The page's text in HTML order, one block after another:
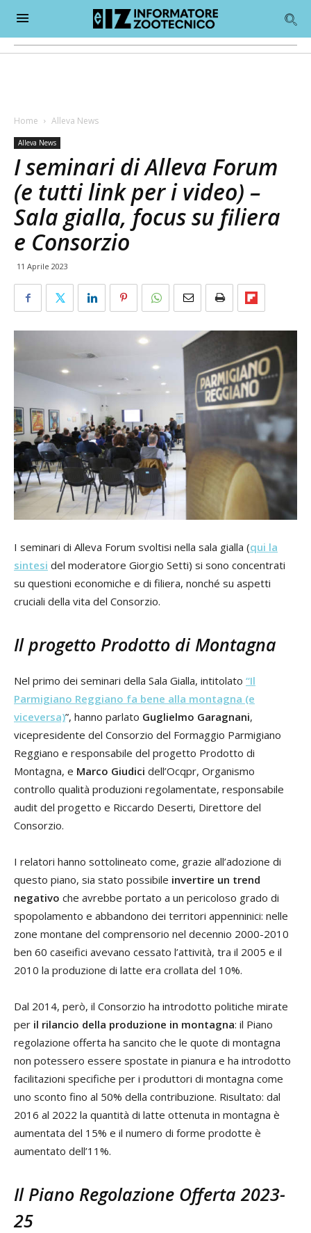
Home Alleva News
Alleva News
I seminari di Alleva Forum
(e tutti link per i video) –
Sala gialla, focus su filiera
e Consorzio
11 Aprile 2023
I seminari di Alleva Forum svoltisi nella sala gialla (qui la
sintesi del moderatore Giorgio Setti) si sono concentrati
su questioni economiche e di filiera, nonché su aspetti
cruciali della vita del Consorzio.
Il progetto Prodotto di Montagna
Nel primo dei seminari della Sala Gialla, intitolato “Il
Parmigiano Reggiano fa bene alla montagna (e
viceversa)”, hanno parlato Guglielmo Garagnani,
vicepresidente del Consorzio del Formaggio Parmigiano
Reggiano e responsabile del progetto Prodotto di
Montagna, e Marco Giudici dell’Ocqpr, Organismo
controllo qualità produzioni regolamentate, responsabile
audit del progetto e Riccardo Deserti, Direttore del
Consorzio.
I relatori hanno sottolineato come, grazie all’adozione di
questo piano, sia stato possibile invertire un trend
negativo che avrebbe portato a un pericoloso grado di
spopolamento e abbandono dei territori appenninici: nelle
zone montane del comprensorio nel decennio 2000-2010
ben 60 caseifici avevano cessato l’attività, tra il 2005 e il
2010 la produzione di latte era crollata del 10%.
Dal 2014, però, il Consorzio ha introdotto politiche mirate
per il rilancio della produzione in montagna: il Piano
regolazione offerta ha sancito che le quote di montagna
non potessero essere spostate in pianura e ha introdotto
facilitazioni specifiche per i produttori di montagna come
uno sconto fino al 50% della contribuzione. Risultato: dal
2016 al 2022 la quantità di latte ottenuta in montagna è
aumentata del 15% e il numero di forme prodotte è
aumentato dell’11%.
Il Piano Regolazione Offerta 2023-
25